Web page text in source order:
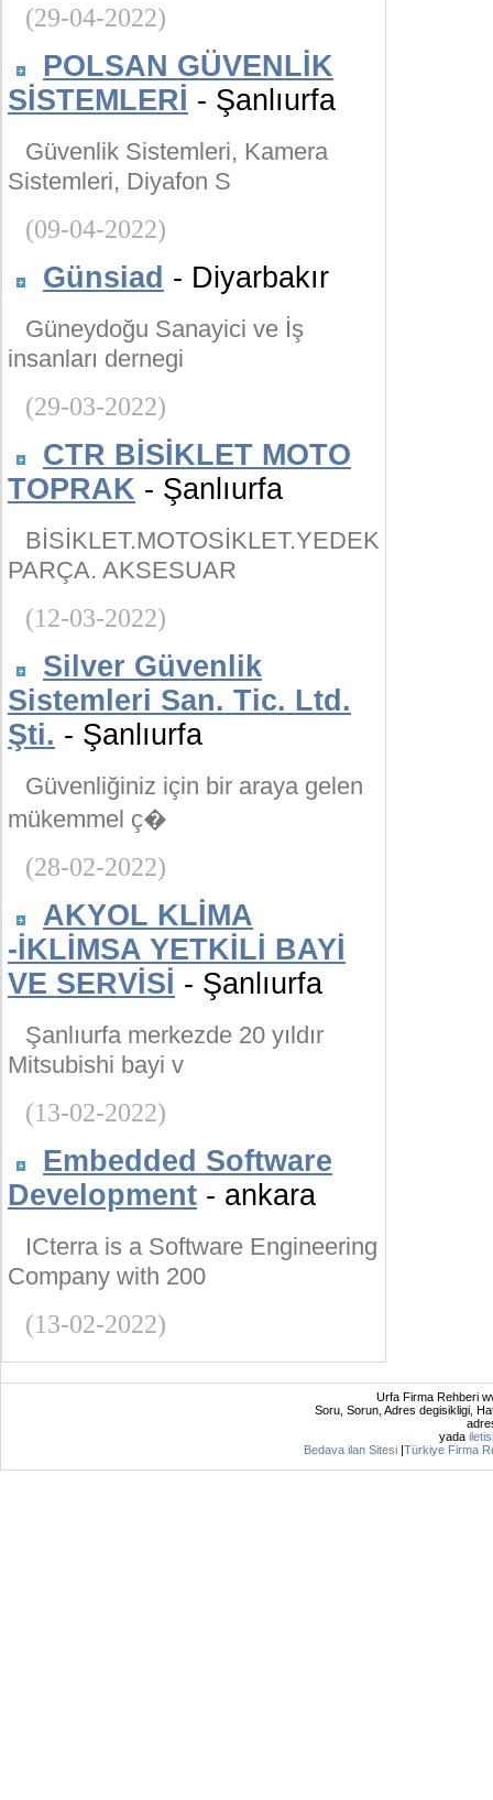
(29-04-2022)
POLSAN GÜVENLİK
SİSTEMLERİ - Şanlıurfa
Güvenlik Sistemleri, Kamera
Sistemleri, Diyafon S
(09-04-2022)
Günsiad - Diyarbakır
Güneydoğu Sanayici ve İş
insanları dernegi
(29-03-2022)
CTR BİSİKLET MOTO
TOPRAK - Şanlıurfa
BİSİKLET.MOTOSİKLET.YEDEK
PARÇA. AKSESUAR
(12-03-2022)
Silver Güvenlik
Sistemleri San. Tic. Ltd.
Şti. - Şanlıurfa
Güvenliğiniz için bir araya gelen
mükemmel ç�
(28-02-2022)
AKYOL KLİMA
-İKLİMSA YETKİLİ BAYİ
VE SERVİSİ - Şanlıurfa
Şanlıurfa merkezde 20 yıldır
Mitsubishi bayi v
(13-02-2022)
Embedded Software
Development - ankara
ICterra is a Software Engineering
Company with 200
(13-02-2022)
Urfa Firma Rehberi
Soru, Sorun, Adres degisikligi,
yada
Bedava ilan Sitesi |Türkiye Firma